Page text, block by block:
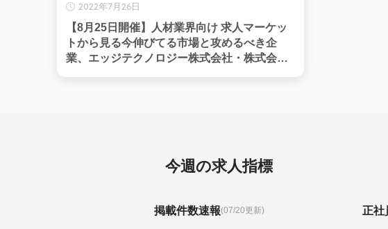
2022年7月26日
【8月25日開催】人材業界向け 求人マーケッ
トから見る今伸びてる市場と攻めるべき企
業、エッジテクノロジー株式会社・株式会社
今週の求人指標
掲載件数速報(07/20更新) 正社